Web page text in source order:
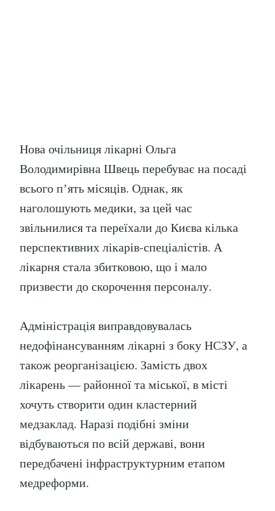
Нова очільниця лікарні Ольга
Володимирівна Швець перебуває на посаді
всього пʼять місяців. Однак, як
наголошують медики, за цей час
звільнилися та переїхали до Києва кілька
перспективних лікарів-спеціалістів. А
лікарня стала збитковою, що і мало
призвести до скорочення персоналу.
Адміністрація виправдовувалась
недофінансуванням лікарні з боку НСЗУ, а
також реорганізацією. Замість двох
лікарень — районної та міської, в місті
хочуть створити один кластерний
медзаклад. Наразі подібні зміни
відбуваються по всій державі, вони
передбачені інфраструктурним етапом
медреформи.